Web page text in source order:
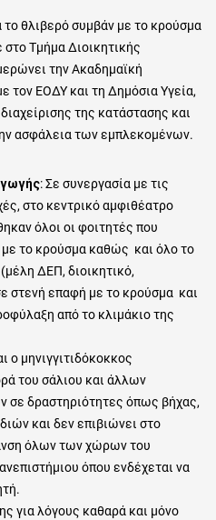
θλιβερό συμβάν με το κρούσμα
στο Τμήμα Διοικητικής
την Ακαδημαϊκή
τον ΕΟΔΥ και τη Δημόσια Υγεία,
της κατάστασης και
ασφάλεια των εμπλεκομένων.
: Σε συνεργασία με τις
στο κεντρικό αμφιθέατρο
όλοι οι φοιτητές που
με το κρούσμα καθώς και όλο το
ΔΕΠ, διοικητικό,
στενή επαφή με το κρούσμα και
από το κλιμάκιο της
ο μηνιγγιτιδόκοκκος
του σάλιου και άλλων
σε δραστηριότητες όπως βήχας,
και δεν επιβιώνει στο
όλων των χώρων του
όπου ενδέχεται να
για λόγους καθαρά και μόνο